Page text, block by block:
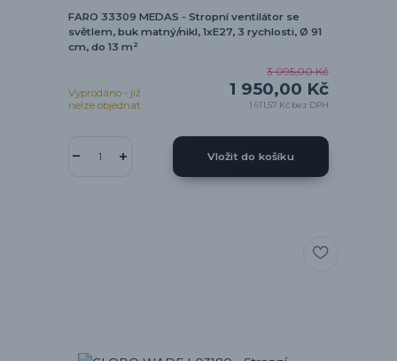
FARO 33309 MEDAS - Stropní ventilátor se
světlem, buk matný/nikl, 1xE27, 3 rychlosti, Ø 91
cm, do 13 m²
3 095,00 Kč
1 950,00 Kč
1 611,57 Kč bez DPH
Vyprodáno - již
nelze objednat
Vložit do košíku